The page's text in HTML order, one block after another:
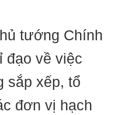
tướng Chính
đạo về việc
sắp xếp, tổ
đơn vị hạch